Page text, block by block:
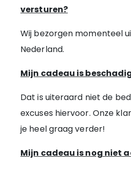
versturen?
Wij bezorgen momenteel
Nederland.
Mijn cadeau is
Dat is uiteraard niet de
excuses hiervoor. Onze
je heel graag verder!
Mijn cadeau is nog niet